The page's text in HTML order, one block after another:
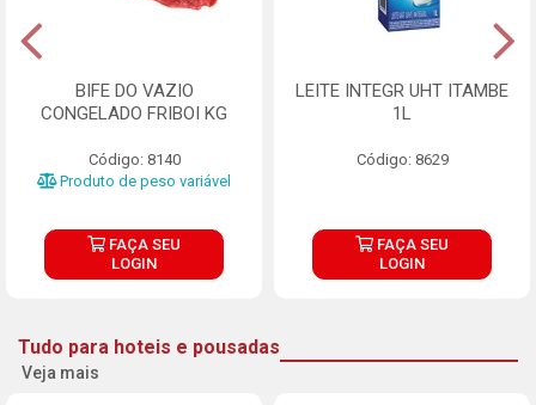
BIFE DO VAZIO
CONGELADO FRIBOI KG
Código: 8140
Produto de peso variável
FAÇA SEU
LOGIN
LEITE INTEGR UHT ITAMBE
1L
Código: 8629
FAÇA SEU
LOGIN
Tudo para hoteis e pousadas
Veja mais